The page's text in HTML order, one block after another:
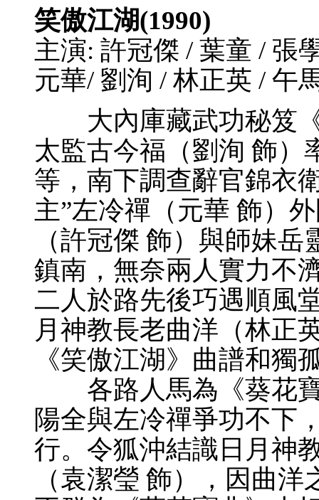
笑傲江湖(1990)
主演: 許冠傑 / 葉童 / 張
元華/ 劉洵 / 林正英 / 午
大內庫藏武功秘笈《
太監古今福（劉洵 飾）
等，南下調查辭官錦衣
主”左冷禪（元華 飾）
（許冠傑 飾）與師妹
鎮南，無奈兩人實力不
二人於路先後巧遇順風
月神教長老曲洋（林正
《笑傲江湖》曲譜和獨
各路人馬為《葵花寶
陽全與左冷禪爭功不下
行。令狐沖結識日月神
（袁潔瑩 飾），因曲